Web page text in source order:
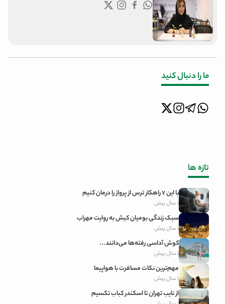
ما را دنبال کنید
تازه ‌ها
با این 7 راهکار ترس از پرواز را درمان کنیم
1 سال پیش
سبک زندگی بومیان کیش به روایت مهراب
1 سال پیش
کوش آداسی رفته‌ها می‌دانند...
1 سال پیش
مهم‌ترین نکات مسافرت با هواپیما
1 سال پیش
از نایب تهران تا اسکندر کباب تکسیم